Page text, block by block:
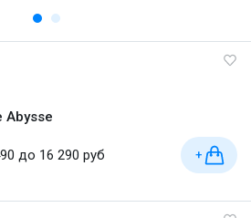
Abysse
до 16 290 руб +